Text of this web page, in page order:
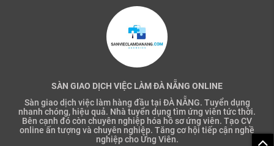
SÀN GIAO DỊCH VIỆC LÀM ĐÀ NẴNG ONLINE
Sàn giao dịch việc làm hàng đầu tại ĐÀ NẴNG. Tuyển dụng
nhanh chóng, hiệu quả. Nhà tuyển dụng tìm ứng viên tức thời.
Bên cạnh đó còn chuyên nghiệp hóa hồ sơ ứng viên. Tạo CV
online ấn tượng và chuyên nghiệp. Tăng cơ hội tiếp cận nghề
nghiệp cho Ứng Viên.